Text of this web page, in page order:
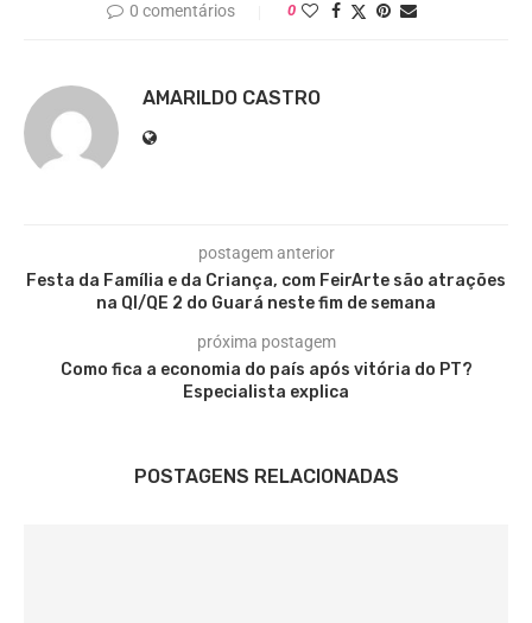
0 comentários 0
AMARILDO CASTRO
postagem anterior
Festa da Família e da Criança, com FeirArte são atrações
na QI/QE 2 do Guará neste fim de semana
próxima postagem
Como fica a economia do país após vitória do PT?
Especialista explica
POSTAGENS RELACIONADAS